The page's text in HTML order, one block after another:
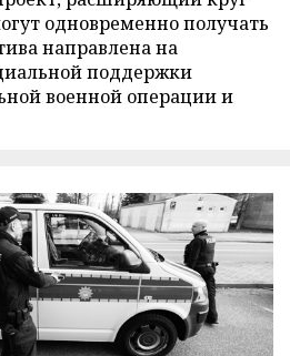
одновременно получать
направлена на
поддержки
военной операции и